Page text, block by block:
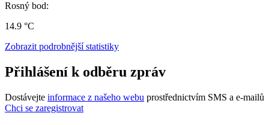
Rosný bod:
14.9 °C
Zobrazit podrobnější statistiky
Přihlášení k odběru zpráv
Dostávejte informace z našeho webu prostřednictvím SMS a e-mailů
Chci se zaregistrovat